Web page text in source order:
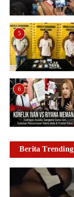
5
6
Berita Trending